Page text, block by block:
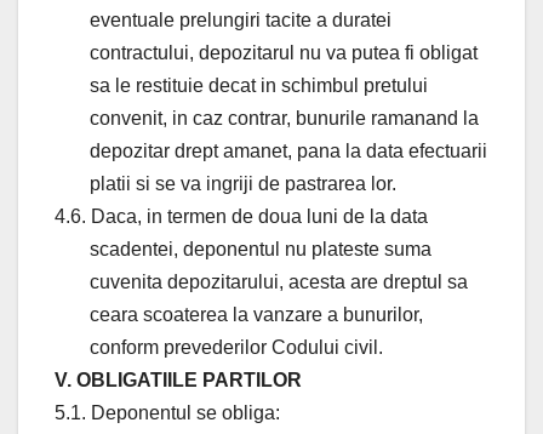
eventuale prelungiri tacite a duratei
contractului, depozitarul nu va putea fi obligat
sa le restituie decat in schimbul pretului
convenit, in caz contrar, bunurile ramanand la
depozitar drept amanet, pana la data efectuarii
platii si se va ingriji de pastrarea lor.
4.6. Daca, in termen de doua luni de la data
scadentei, deponentul nu plateste suma
cuvenita depozitarului, acesta are dreptul sa
ceara scoaterea la vanzare a bunurilor,
conform prevederilor Codului civil.
V. OBLIGATIILE PARTILOR
5.1. Deponentul se obliga: